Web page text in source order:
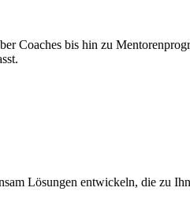
Coaches bis hin zu
Lösungen entwickeln, die zu